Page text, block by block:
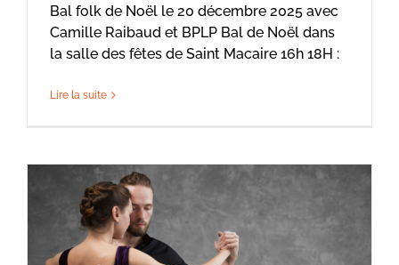
Bal folk de Noël le 20 décembre 2025 avec
Camille Raibaud et BPLP Bal de Noël dans
la salle des fêtes de Saint Macaire 16h 18H :
Lire la suite